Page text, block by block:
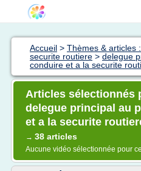
Accueil > Thèmes & articles
securite routiere > delegue
conduire et a la securite
Articles sélectionnés
delegue principal au
et a la securite
→ 38 articles
Aucune vidéo sélectionnée pour